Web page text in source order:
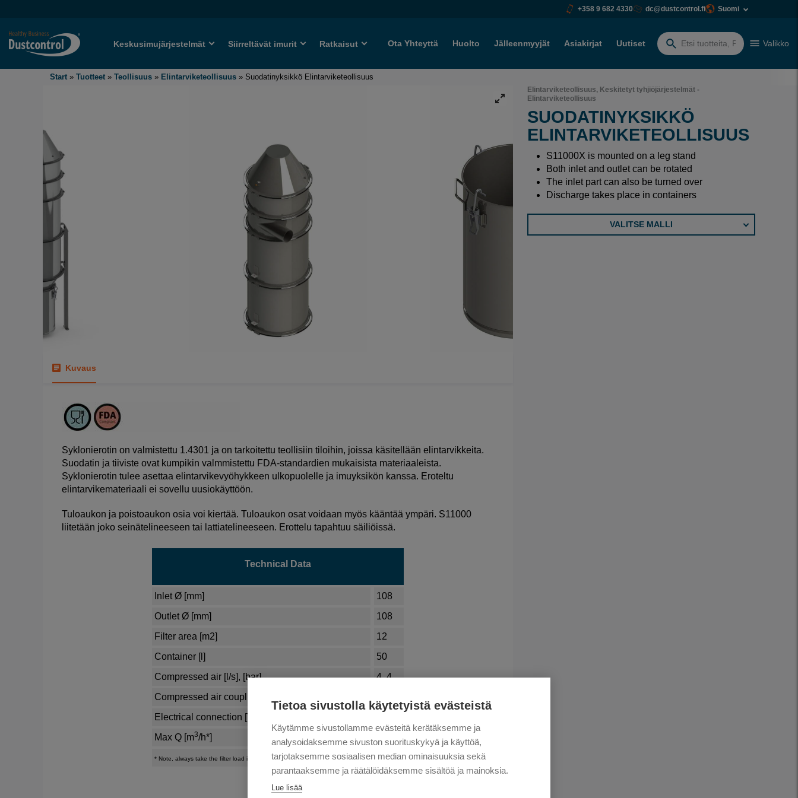
+358 9 682 4330 dc@dustcontrol.fi Suomi
Keskusimujärjestelmät Siirreltävät imurit Ratkaisut Ota Yhteyttä Huolto Jälleenmyyjät Asiakirjat Uutiset
Etsiä:
Valikko
Start » Tuotteet » Teollisuus » Elintarviketeollisuus » Suodatinyksikkö Elintarviketeollisuus
Kuvaus
Syklonierotin on valmistettu 1.4301 ja on tarkoitettu teollisiin tiloihin, joissa käsitellään elintarvikkeita.
Suodatin ja tiiviste ovat kumpikin valmmistettu FDA-standardien mukaisista materiaaleista.
Syklonierotin tulee asettaa elintarvikevyöhykkeen ulkopuolelle ja imuyksikön kanssa. Eroteltu
elintarvikemateriaali ei sovellu uusiokäyttöön.
Tuloaukon ja poistoaukon osia voi kiertää. Tuloaukon osat voidaan myös kääntää ympäri. S11000
liitetään joko seinätelineeseen tai lattiatelineeseen. Erottelu tapahtuu säiliöissä.
Technical Data
Inlet Ø [mm]
108
Outlet Ø [mm]
108
Filter area [m2]
12
Container [l]
50
Compressed air [l/s], [bar]
4, 4
Compressed air coupling, filter cleaning [mm]
Electrical connection [V DC, 12 W]
Max Q [m3/h*]
* Note, always take the filter load into account.
Elintarviketeollisuus, Keskitetyt tyhjiöjärjestelmät -
Elintarviketeollisuus
SUODATINYKSIKKÖ
ELINTARVIKETEOLLISUUS
S11000X is mounted on a leg stand
Both inlet and outlet can be rotated
The inlet part can also be turned over
Discharge takes place in containers
VALITSE MALLI
Tietoa sivustolla käytetyistä evästeistä
Käytämme sivustollamme evästeitä kerätäksemme ja
analysoidaksemme sivuston suorituskykyä ja käyttöä,
tarjotaksemme sosiaalisen median ominaisuuksia sekä
parantaaksemme ja räätälöidäksemme sisältöä ja mainoksia.
Lue lisää